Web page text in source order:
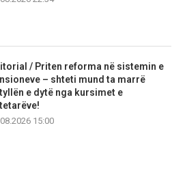
/ Priten reforma në sistemin e
– shteti mund ta marrë
e dytë nga kursimet e
15:00